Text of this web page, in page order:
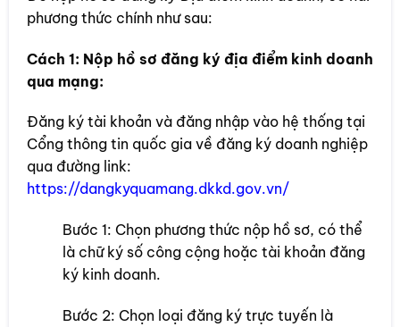
phương thức chính như sau:
Cách 1: Nộp hồ sơ đăng ký địa điểm kinh doanh
qua mạng:
Đăng ký tài khoản và đăng nhập vào hệ thống tại
Cổng thông tin quốc gia về đăng ký doanh nghiệp
qua đường link:
https://dangkyquamang.dkkd.gov.vn/
Bước 1: Chọn phương thức nộp hồ sơ, có thể
là chữ ký số công cộng hoặc tài khoản đăng
ký kinh doanh.
Bước 2: Chọn loại đăng ký trực tuyến là